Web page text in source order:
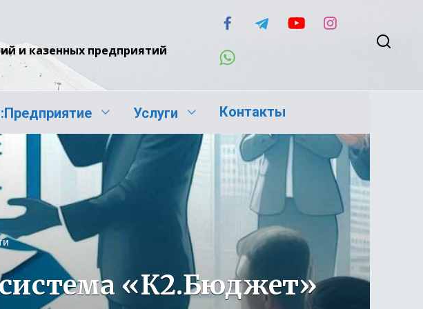
и казенных предприятий
Услуги Контакты
«К2.Бюджет»